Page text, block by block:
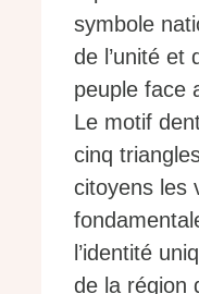
symbole
de l’unité et
peuple face
Le motif
cinq
citoyens les
l’identité
de la région